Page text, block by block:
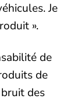
Je
».
de
de
des